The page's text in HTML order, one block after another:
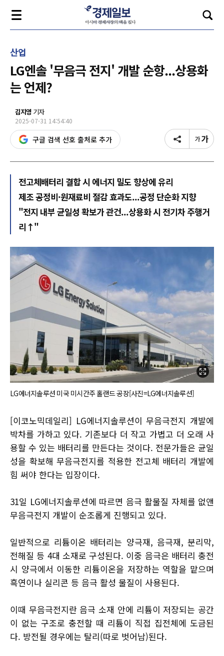
산업
LG엔솔 '무음극 전지' 개발 순항...상용화
는 언제?
김지영 기자
2025-07-31 14:54:40
구글 검색 선호 출처로 추가
전고체배터리 결합 시 에너지 밀도 향상에 유리
제조 공정비·원재료비 절감 효과도...공정 단순화 지향
"전지 내부 균일성 확보가 관건...상용화 시 전기차 주행거
리↑"
LG에너지솔루션 미국 미시간주 홀랜드 공장[사진=LG에너지솔루션]
[이코노믹데일리] LG에너지솔루션이 무음극전지 개발에
박차를 가하고 있다. 기존보다 더 작고 가볍고 더 오래 사
용할 수 있는 배터리를 만든다는 것이다. 전문가들은 균일
성을 확보해 무음극전지를 적용한 전고체 배터리 개발에
힘 써야 한다는 입장이다.
31일 LG에너지솔루션에 따르면 음극 활물질 자체를 없앤
무음극전지 개발이 순조롭게 진행되고 있다.
일반적으로 리튬이온 배터리는 양극재, 음극재, 분리막,
전해질 등 4대 소재로 구성된다. 이중 음극은 배터리 충전
시 양극에서 이동한 리튬이온을 저장하는 역할을 맡으며
흑연이나 실리콘 등 음극 활성 물질이 사용된다.
이때 무음극전지란 음극 소재 안에 리튬이 저장되는 공간
이 없는 구조로 충전할 때 리튬이 직접 집전체에 도금된
다. 방전될 경우에는 탈리(따로 벗어남)된다.